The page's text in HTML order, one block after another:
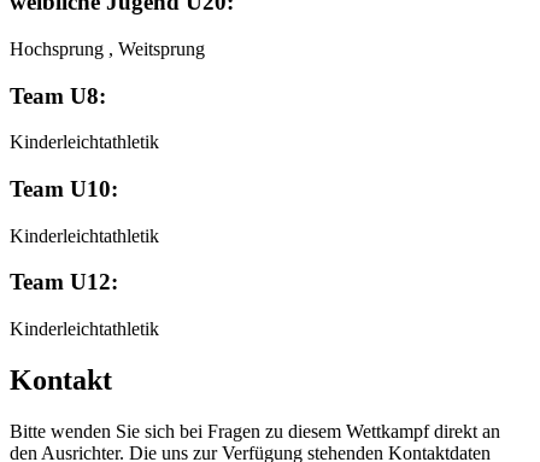
Hochsprung , Weitsprung
Team U8:
Kinderleichtathletik
Team U10:
Kinderleichtathletik
Team U12:
Kinderleichtathletik
Kontakt
Bitte wenden Sie sich bei Fragen zu diesem Wettkampf direkt an
den Ausrichter. Die uns zur Verfügung stehenden Kontaktdaten